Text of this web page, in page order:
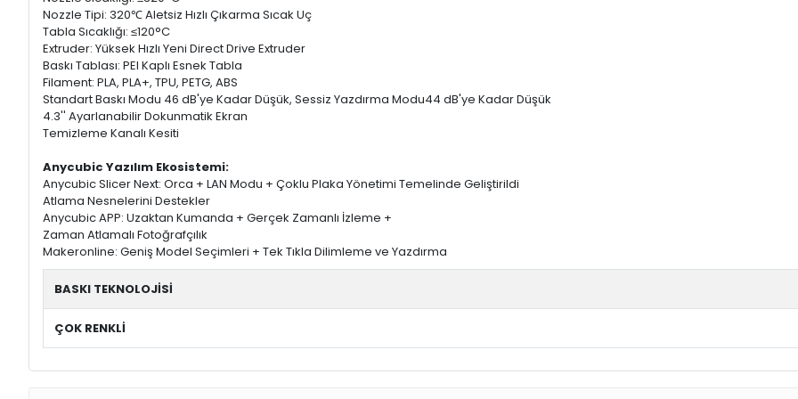
Nozzle Tipi: 320℃ Aletsiz Hızlı Çıkarma Sıcak Uç
Tabla Sıcaklığı: ≤120°C
Extruder: Yüksek Hızlı Yeni Direct Drive Extruder
Baskı Tablası: PEI Kaplı Esnek Tabla
Filament: PLA, PLA+, TPU, PETG, ABS
Standart Baskı Modu 46 dB'ye Kadar Düşük, Sessiz Yazdırma Modu44 dB'ye Kadar Düşük
4.3'' Ayarlanabilir Dokunmatik Ekran
Temizleme Kanalı Kesiti
Anycubic Yazılım Ekosistemi:
Anycubic Slicer Next: Orca + LAN Modu + Çoklu Plaka Yönetimi Temelinde Geliştirildi
Atlama Nesnelerini Destekler
Anycubic APP: Uzaktan Kumanda + Gerçek Zamanlı İzleme +
Zaman Atlamalı Fotoğrafçılık
Makeronline: Geniş Model Seçimleri + Tek Tıkla Dilimleme ve Yazdırma
BASKI TEKNOLOJİSİ
ÇOK RENKLİ